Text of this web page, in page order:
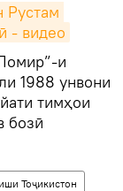
Рустам
- видео
и
1988 унвони
тимҳои
бозӣ
Тоҷикистон